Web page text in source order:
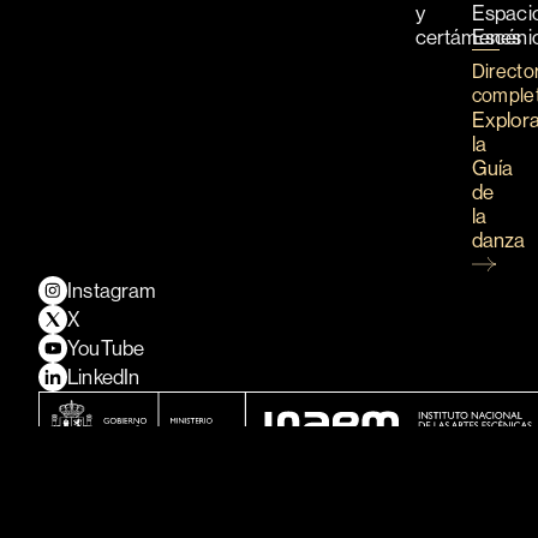
y
certámenes
la
Guía
de
la
danza
Instagram
X
YouTube
LinkedIn